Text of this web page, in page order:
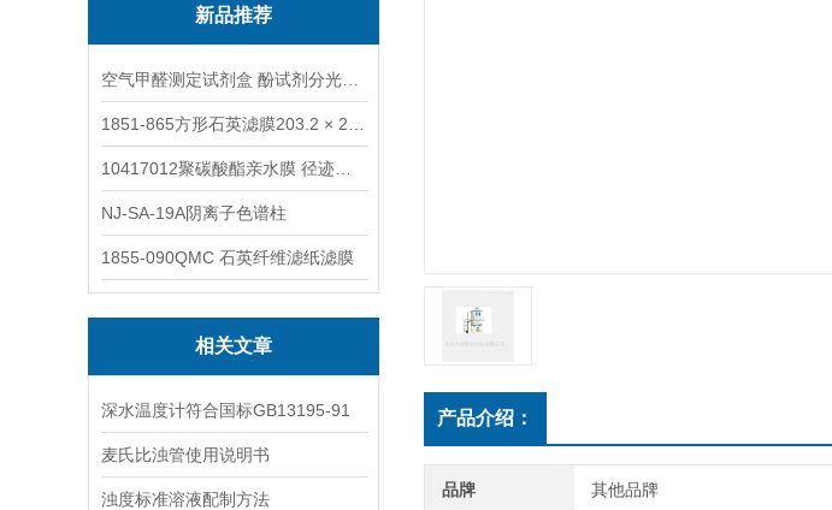
新品推荐
NJ-SA-19A阴离子色谱柱
1855-090QMC 石英纤维滤纸滤膜
相关文章
深水温度计符合国标GB13195-91
麦氏比浊管使用说明书
浊度标准溶液配制方法
产品介绍：
品牌 其他品牌